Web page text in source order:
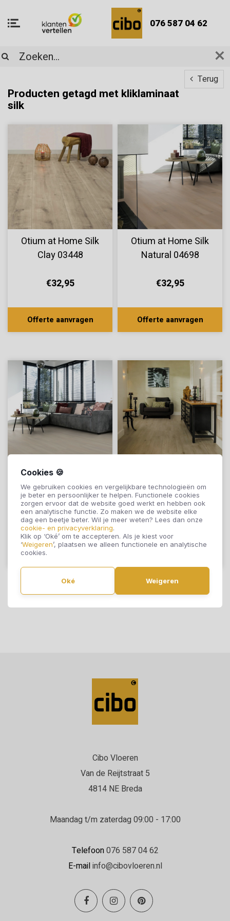
Cookies 🍪
We gebruiken cookies en vergelijkbare technologieën om
je beter en persoonlijker te helpen. Functionele cookies
zorgen ervoor dat de website goed werkt en hebben ook
een analytische functie. Zo maken we de website elke
dag een beetje beter. Wil je meer weten? Lees dan onze
cookie- en privacyverklaring.
Klik op ‘Oké’ om te accepteren. Als je kiest voor
‘Weigeren’, plaatsen we alleen functionele en analytische
cookies.
Oké Weigeren
076 587 04 62
Terug
Producten getagd met kliklaminaat
silk
Otium at Home Silk
Clay 03448
€32,95
Offerte aanvragen
Otium at Home Silk
Natural 04698
€32,95
Offerte aanvragen
Otium at Home Silk
Off White 04697
€32,95
Offerte aanvragen
Silver 04696
€32,95
Cibo Vloeren
Van de Reijtstraat 5
4814 NE Breda
Maandag t/m zaterdag 09:00 - 17:00
Telefoon076 587 04 62
E-mailinfo@cibovloeren.nl